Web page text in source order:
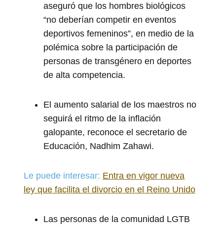
aseguró que los hombres biológicos
“no deberían competir en eventos
deportivos femeninos”, en medio de la
polémica sobre la participación de
personas de transgénero en deportes
de alta competencia.
El aumento salarial de los maestros no
seguirá el ritmo de la inflación
galopante, reconoce el secretario de
Educación, Nadhim Zahawi.
Le puede interesar: Entra en vigor nueva
ley que facilita el divorcio en el Reino Unido
Las personas de la comunidad LGTB